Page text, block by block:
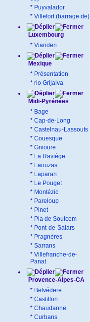
* Puyvalador
* Villefort (barrage de)
Luxembourg
* Vianden
Mexique
* Présentation
* rio Grijalva
Midi-Pyrénées
* Bage
* Cap-de-Long
* Castelnau-Lassouts
* Couesque
* Gnioure
* La Raviège
* Laouzas
* Laparan
* Le Pouget
* Montézic
* Pareloup
* Pinet
* Pla de Soulcem
* Pont-de-Salars
* Pragnères
* Sarrans
* Villefranche-de-
Panat
Provence-Alpes-CA
* Belvédere
* Castillon
* Chaudanne
* Curbans